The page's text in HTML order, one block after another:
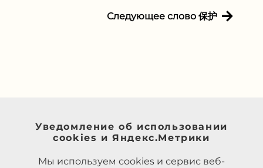
Следующее слово 保护
Уведомление об использовании
cookies и Яндекс.Метрики
Мы используем cookies и сервис веб-